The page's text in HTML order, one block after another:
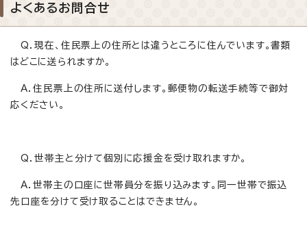
よくあるお問合せ
Q．現在、住民票上の住所とは違うところに住んでいます。書類
はどこに送られますか。
A．住民票上の住所に送付します。郵便物の転送手続等で御対
応ください。
Q．世帯主と分けて個別に応援金を受け取れますか。
A．世帯主の口座に世帯員分を振り込みます。同一世帯で振込
先口座を分けて受け取ることはできません。